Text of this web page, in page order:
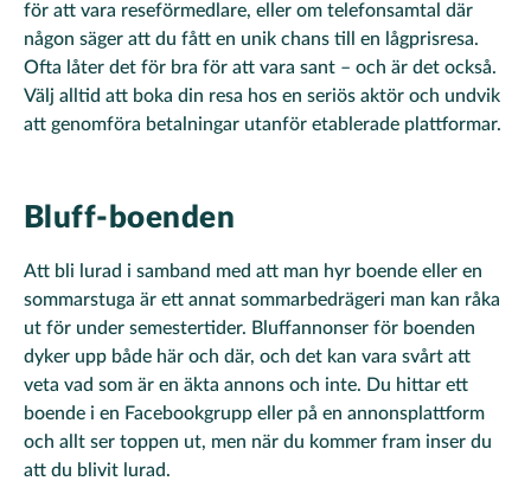
för att vara reseförmedlare, eller om telefonsamtal där
någon säger att du fått en unik chans till en lågprisresa.
Ofta låter det för bra för att vara sant – och är det också.
Välj alltid att boka din resa hos en seriös aktör och undvik
att genomföra betalningar utanför etablerade plattformar.
Bluff-boenden
Att bli lurad i samband med att man hyr boende eller en
sommarstuga är ett annat sommarbedrägeri man kan råka
ut för under semestertider. Bluffannonser för boenden
dyker upp både här och där, och det kan vara svårt att
veta vad som är en äkta annons och inte. Du hittar ett
boende i en Facebookgrupp eller på en annonsplattform
och allt ser toppen ut, men när du kommer fram inser du
att du blivit lurad.